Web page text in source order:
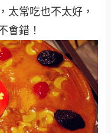
太常吃也不太好，
會錯！